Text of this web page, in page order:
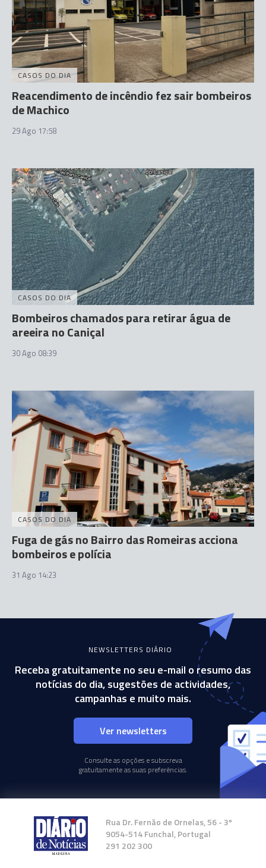
CASOS DO DIA
Reacendimento de incêndio fez sair bombeiros
de Machico
29 Ago 17:58
CASOS DO DIA
Bombeiros chamados para retirar água de
areeira no Caniçal
30 Ago 08:39
CASOS DO DIA
Fuga de gás no Bairro das Romeiras acciona
bombeiros e polícia
31 Ago 14:23
NEWSLETTERS DIÁRIO
Receba gratuitamente no seu e-mail o resumo das
notícias do dia, sugestões de actividades,
campanhas e muito mais.
Ver newsletters
Consulte as opções e subscreva
gratuitamente as suas preferências.
Rua Dr. Fernão de Ornelas, 56 - 3º
9054-514 Funchal, Portugal
291 202 300